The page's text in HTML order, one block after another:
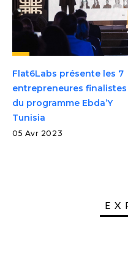
Flat6Labs présente les 7
entrepreneures finalistes
du programme Ebda’Y
Tunisia
05 Avr 2023